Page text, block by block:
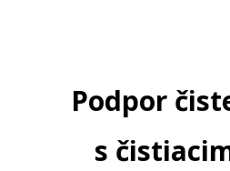
Podpor
s